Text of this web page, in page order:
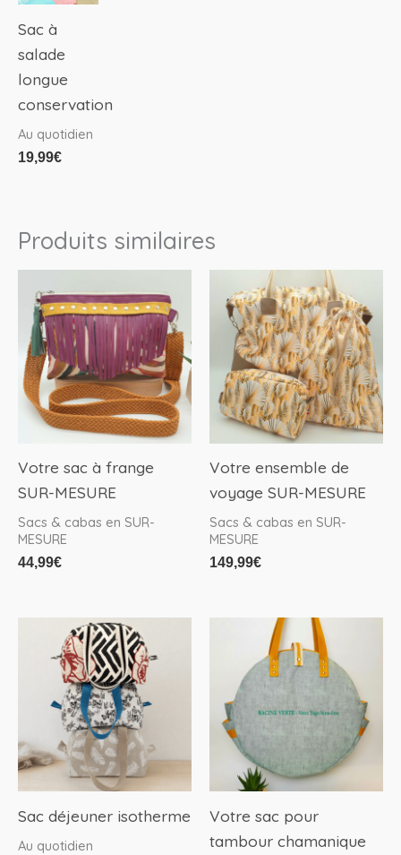
Sac à
salade
longue
conservation
Au quotidien
19,99€
plusieurs
variations.
Les
options
peuvent
être
choisies
page
produit
Produits similaires
Votre sac à frange
SUR-MESURE
Sacs & cabas en SUR-
MESURE
44,99€
Votre ensemble de
voyage SUR-MESURE
Sacs & cabas en SUR-
MESURE
149,99€
Sac déjeuner isotherme
Au quotidien
Votre sac pour
tambour chamanique